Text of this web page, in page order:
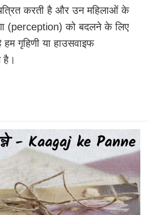
करती है और उन महिलाओं के
(perception) को बदलने के लिए
हम गृहिणी या हाउसवाइफ